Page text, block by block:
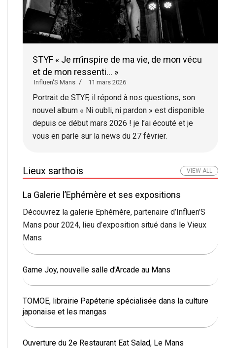
STYF « Je m’inspire de ma vie, de mon vécu
et de mon ressenti… »
Influen'S Mans 11 mars 2026
Portrait de STYF, il répond à nos questions, son
nouvel album « Ni oubli, ni pardon » est disponible
depuis ce début mars 2026 ! je l’ai écouté et je
vous en parle sur la news du 27 février.
Lieux sarthois VIEW ALL
La Galerie l’Ephémère et ses expositions
Découvrez la galerie Ephémère, partenaire d’Influen’S
Mans pour 2024, lieu d’exposition situé dans le Vieux
Mans
Game Joy, nouvelle salle d’Arcade au Mans
TOMOE, librairie Papéterie spécialisée dans la culture
japonaise et les mangas
Ouverture du 2e Restaurant Eat Salad, Le Mans